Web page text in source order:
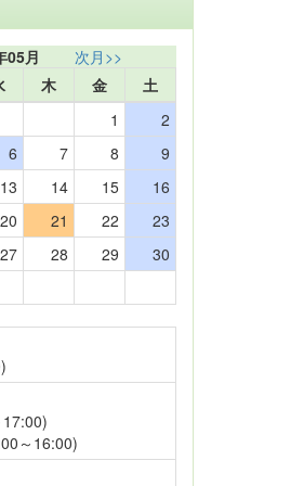
05月
次月>>
木 金
土
1
2
6 7 8
9
13 14 15
16
20 21 22
23
27 28 29
30
～16:00)